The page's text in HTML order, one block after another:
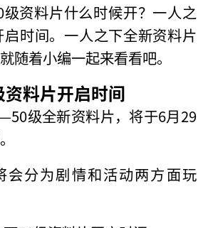
资料片什么时候开？一人之
时间。一人之下全新资料片
随着小编一起来看看吧。
料片开启时间
级全新资料片，将于6月29
会分为剧情和活动两方面玩